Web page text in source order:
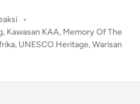
•
, Kawasan KAA, Memory Of The
, UNESCO Heritage,Warisan